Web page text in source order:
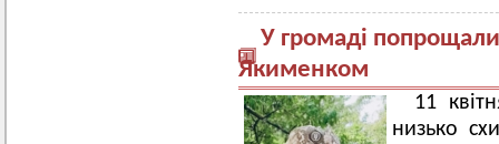
У громаді
Якименком
11
низько